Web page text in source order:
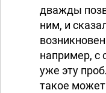
дважды
ним, и
например, с
уже эту
такое